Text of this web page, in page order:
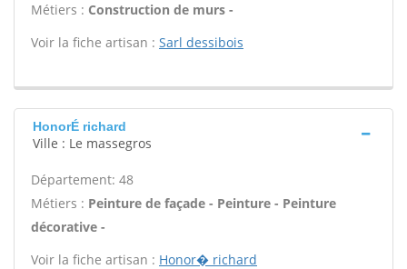
Métiers : Construction de murs -
Voir la fiche artisan : Sarl dessibois
HonorÉ richard
Ville : Le massegros
Département: 48
Métiers : Peinture de façade - Peinture - Peinture
décorative -
Voir la fiche artisan : Honor� richard